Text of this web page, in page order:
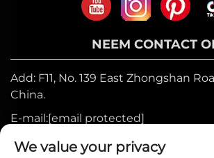
NEEM CONTACT
Add: F11, No. 139 East Zhongshan
China.
E-mail:[email protected]
Mobiel:+86-17327710449
We value your privacy